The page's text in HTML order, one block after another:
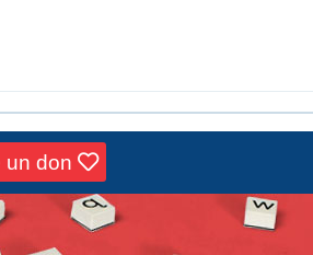
un don